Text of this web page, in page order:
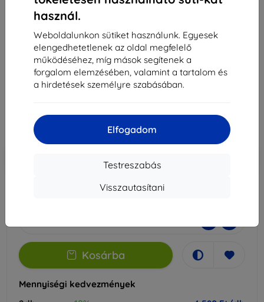
használ.
Weboldalunkon sütiket használunk. Egyesek
elengedhetetlenek az oldal megfelelő
működéséhez, míg mások segítenek a
forgalom elemzésében, valamint a tartalom és
a hirdetések személyre szabásában.
Elfogadom
Testreszabás
Visszautasítani
3mk Silky Matt Privacy védőfólia Huawei Nova 12i-
Alkalmas: Huawei Nova 12i
5 089 Ft
4 580 Ft
Ár ÁFA nelkül
Kosárba
Mennyiségi kedvezmények